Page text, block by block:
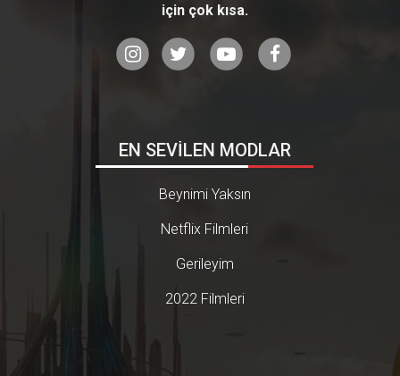
için çok kısa.
EN SEVİLEN MODLAR
Beynimi Yaksın
Netflix Filmleri
Gerileyim
2022 Filmleri